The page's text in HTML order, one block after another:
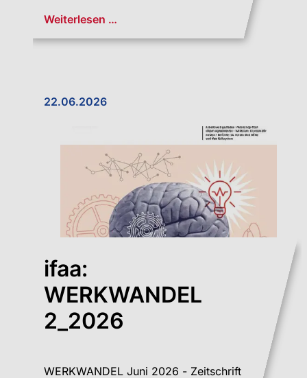
Weiterlesen …
22.06.2026
ifaa:
WERKWANDEL
2_2026
WERKWANDEL Juni 2026 - Zeitschrift